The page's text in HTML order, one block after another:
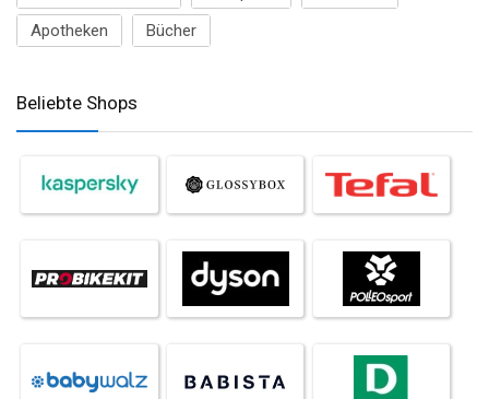
Apotheken
Bücher
Beliebte Shops